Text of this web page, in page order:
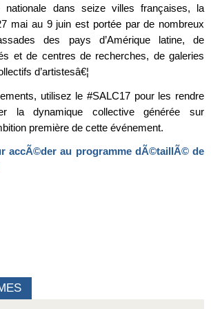
nationale dans seize villes françaises, la
mai au 9 juin est portée par de nombreux
des pays d’Amérique latine, de
et de centres de recherches, de galeries
d’artistesâ€¦
utilisez le #SALC17 pour les rendre
la dynamique collective générée sur
première de cette événement.
accÃ©der au programme dÃ©taillÃ© de